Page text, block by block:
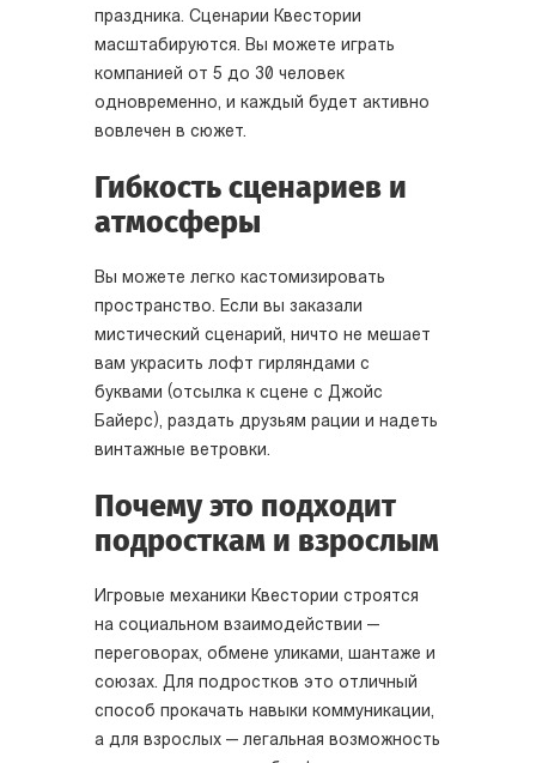
праздника. Сценарии Квестории
масштабируются. Вы можете играть
компанией от 5 до 30 человек
одновременно, и каждый будет активно
вовлечен в сюжет.
Гибкость сценариев и
атмосферы
Вы можете легко кастомизировать
пространство. Если вы заказали
мистический сценарий, ничто не мешает
вам украсить лофт гирляндами с
буквами (отсылка к сцене с Джойс
Байерс), раздать друзьям рации и надеть
винтажные ветровки.
Почему это подходит
подросткам и взрослым
Игровые механики Квестории строятся
на социальном взаимодействии —
переговорах, обмене уликами, шантаже и
союзах. Для подростков это отличный
способ прокачать навыки коммуникации,
а для взрослых — легальная возможность